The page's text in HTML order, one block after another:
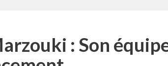
: Son